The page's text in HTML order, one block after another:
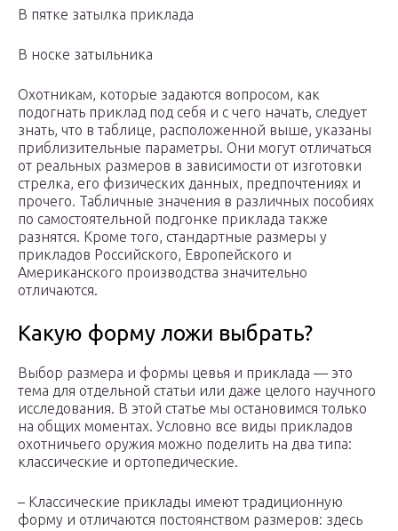
В пятке затылка приклада
В носке затыльника
Охотникам, которые задаются вопросом, как
подогнать приклад под себя и с чего начать, следует
знать, что в таблице, расположенной выше, указаны
приблизительные параметры. Они могут отличаться
от реальных размеров в зависимости от изготовки
стрелка, его физических данных, предпочтениях и
прочего. Табличные значения в различных пособиях
по самостоятельной подгонке приклада также
разнятся. Кроме того, стандартные размеры у
прикладов Российского, Европейского и
Американского производства значительно
отличаются.
Какую форму ложи выбрать?
Выбор размера и формы цевья и приклада — это
тема для отдельной статьи или даже целого научного
исследования. В этой статье мы остановимся только
на общих моментах. Условно все виды прикладов
охотничьего оружия можно поделить на два типа:
классические и ортопедические.
– Классические приклады имеют традиционную
форму и отличаются постоянством размеров: здесь